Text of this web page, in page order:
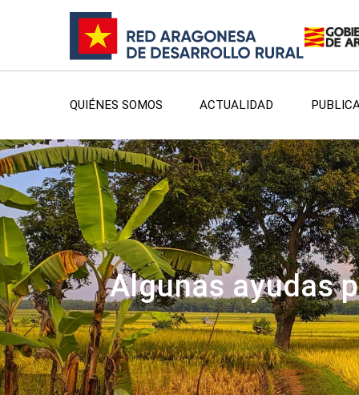
QUIÉNES SOMOS ACTUALIDAD
Algunas ayudas